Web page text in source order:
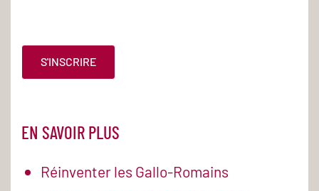
S'INSCRIRE
EN SAVOIR PLUS
Réinventer les Gallo-Romains